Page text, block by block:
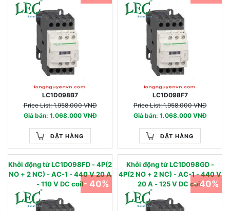
LC1D098B7
Price List: 1.958.000 VNĐ
Giá bán: 1.068.000 VNĐ
ĐẶT HÀNG
LC1D098F7
Price List: 1.958.000 VNĐ
Giá bán: 1.068.000 VNĐ
ĐẶT HÀNG
Khởi động từ LC1D098FD - 4P(2
NO + 2 NC) - AC-1 - 440 V 20 A
- 110 V DC coil- 40%
Khởi động từ LC1D098GD -
4P(2 NO + 2 NC) - AC-1 - 440 V
20 A - 125 V DC coil- 40%